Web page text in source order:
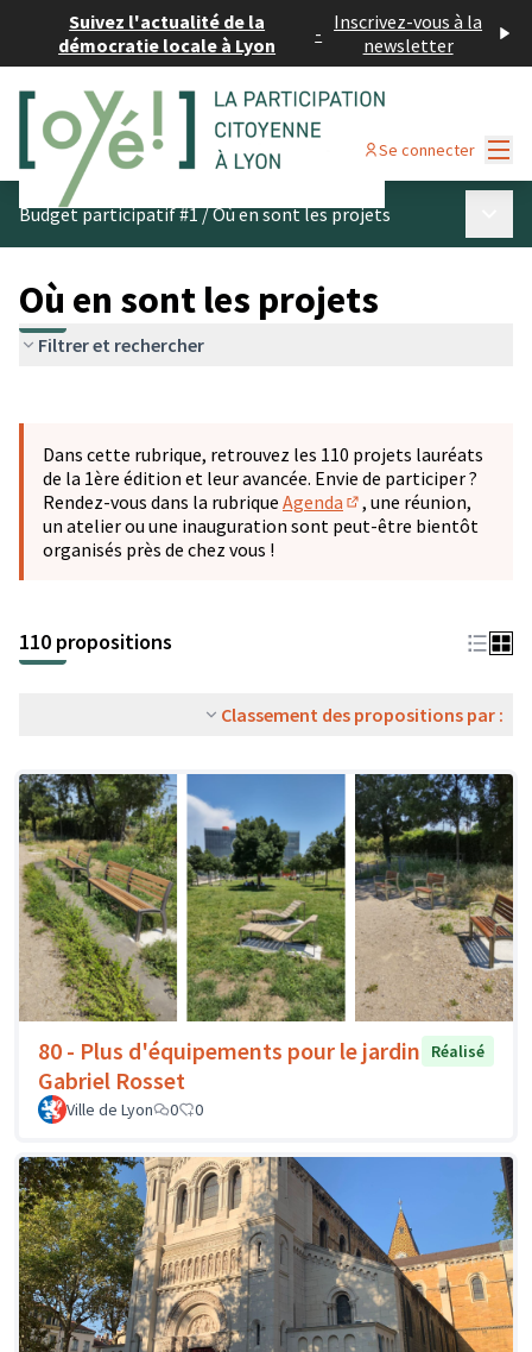
Suivez l'actualité de la
démocratie locale à Lyon
- Inscrivez-vous à la
newsletter
Se connecter
Budget participatif #1/Où en sont les projets
Où en sont les projets
Filtrer et rechercher
−
Dans cette rubrique, retrouvez les 110 projets lauréats
de la 1ère édition et leur avancée. Envie de participer ?
Rendez-vous dans la rubrique Agenda
(S'ouvre dans un
, une réunion,
un atelier ou une inauguration sont peut-être bientôt
organisés près de chez vous !
110 propositions
Classement des propositions par :
80 - Plus d'équipements pour le jardin
Gabriel Rosset
Réalisé
Ville de Lyon 0 0